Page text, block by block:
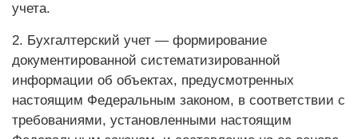
учета.
2. Бухгалтерский учет — формирование
документированной систематизированной
информации об объектах, предусмотренных
настоящим Федеральным законом, в соответствии с
требованиями, установленными настоящим